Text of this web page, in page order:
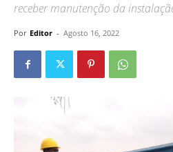
receber manutenção da
Por Editor - Agosto 16, 2022